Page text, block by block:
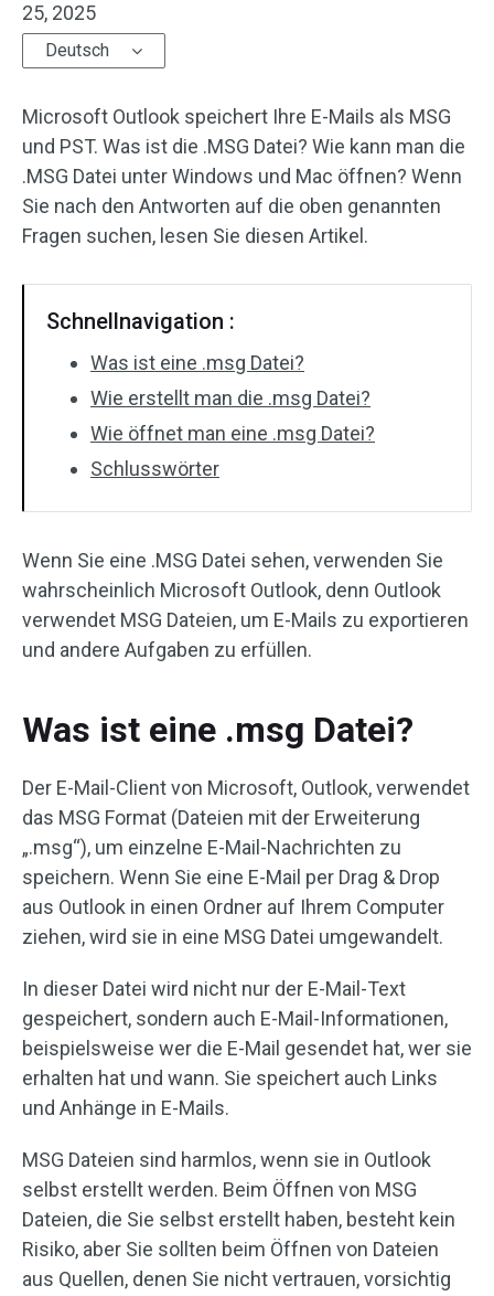
25, 2025
Deutsch
Microsoft Outlook speichert Ihre E-Mails als MSG
und PST. Was ist die .MSG Datei? Wie kann man die
.MSG Datei unter Windows und Mac öffnen? Wenn
Sie nach den Antworten auf die oben genannten
Fragen suchen, lesen Sie diesen Artikel.
Schnellnavigation :
Was ist eine .msg Datei?
Wie erstellt man die .msg Datei?
Wie öffnet man eine .msg Datei?
Schlusswörter
Wenn Sie eine .MSG Datei sehen, verwenden Sie
wahrscheinlich Microsoft Outlook, denn Outlook
verwendet MSG Dateien, um E-Mails zu exportieren
und andere Aufgaben zu erfüllen.
Was ist eine .msg Datei?
Der E-Mail-Client von Microsoft, Outlook, verwendet
das MSG Format (Dateien mit der Erweiterung
„.msg“), um einzelne E-Mail-Nachrichten zu
speichern. Wenn Sie eine E-Mail per Drag & Drop
aus Outlook in einen Ordner auf Ihrem Computer
ziehen, wird sie in eine MSG Datei umgewandelt.
In dieser Datei wird nicht nur der E-Mail-Text
gespeichert, sondern auch E-Mail-Informationen,
beispielsweise wer die E-Mail gesendet hat, wer sie
erhalten hat und wann. Sie speichert auch Links
und Anhänge in E-Mails.
MSG Dateien sind harmlos, wenn sie in Outlook
selbst erstellt werden. Beim Öffnen von MSG
Dateien, die Sie selbst erstellt haben, besteht kein
Risiko, aber Sie sollten beim Öffnen von Dateien
aus Quellen, denen Sie nicht vertrauen, vorsichtig